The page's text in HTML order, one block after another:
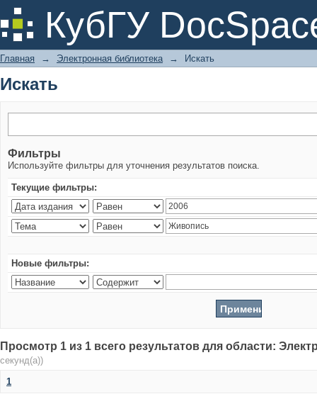
КубГУ
Искать
Главная → Электронная библиотека → Искать
Искать
Фильтры
Используйте фильтры для уточнения результатов поиска.
Текущие фильтры:
Новые фильтры:
Просмотр 1 из 1 всего результатов для области:
секунд(а))
1